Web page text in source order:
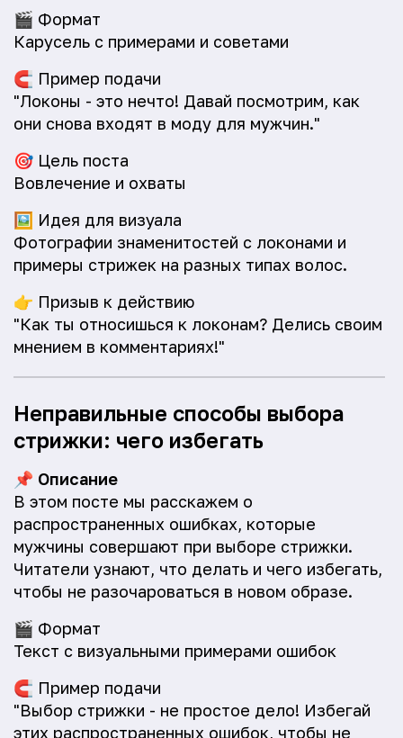
🎬 Формат
Карусель с примерами и советами
🧲 Пример подачи
"Локоны - это нечто! Давай посмотрим, как
они снова входят в моду для мужчин."
🎯 Цель поста
Вовлечение и охваты
🖼️ Идея для визуала
Фотографии знаменитостей с локонами и
примеры стрижек на разных типах волос.
👉 Призыв к действию
"Как ты относишься к локонам? Делись своим
мнением в комментариях!"
Неправильные способы выбора
стрижки: чего избегать
📌 Описание
В этом посте мы расскажем о
распространенных ошибках, которые
мужчины совершают при выборе стрижки.
Читатели узнают, что делать и чего избегать,
чтобы не разочароваться в новом образе.
🎬 Формат
Текст с визуальными примерами ошибок
🧲 Пример подачи
"Выбор стрижки - не простое дело! Избегай
этих распространенных ошибок, чтобы не